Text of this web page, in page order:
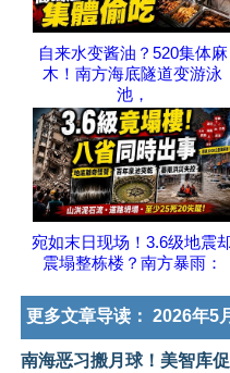
自来水变酱油？520集体麻
木！南方海底隧道变游泳
池，
宛如末日现场！3.6级地震
震塌整栋楼？南方暴雨：
更多文章导读： 2026年5
南海恶习搬月球！美智库